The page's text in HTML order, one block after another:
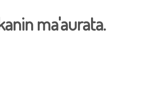
ma'aurata.